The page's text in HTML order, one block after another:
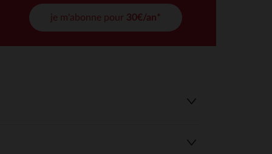
je m'abonne pour 30€/an*